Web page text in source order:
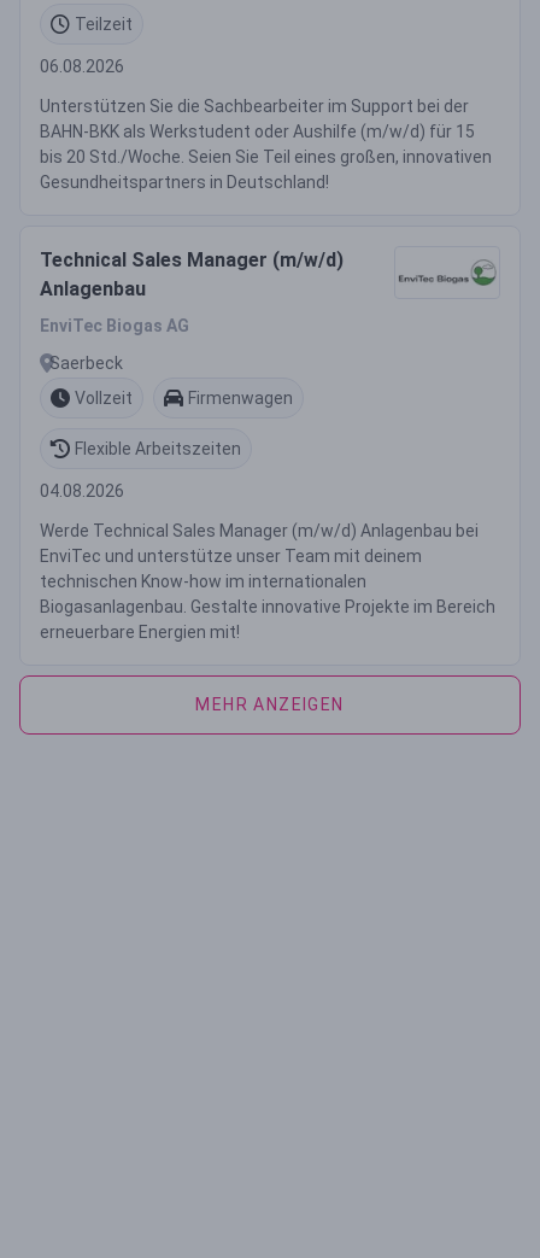
Teilzeit
06.08.2026
Unterstützen Sie die Sachbearbeiter im Support bei der
BAHN-BKK als Werkstudent oder Aushilfe (m/w/d) für 15
bis 20 Std./Woche. Seien Sie Teil eines großen, innovativen
Gesundheitspartners in Deutschland!
Technical Sales Manager (m/w/d)
Anlagenbau
EnviTec Biogas AG
Saerbeck
Vollzeit
Firmenwagen
Flexible Arbeitszeiten
04.08.2026
Werde Technical Sales Manager (m/w/d) Anlagenbau bei
EnviTec und unterstütze unser Team mit deinem
technischen Know-how im internationalen
Biogasanlagenbau. Gestalte innovative Projekte im Bereich
erneuerbare Energien mit!
MEHR ANZEIGEN